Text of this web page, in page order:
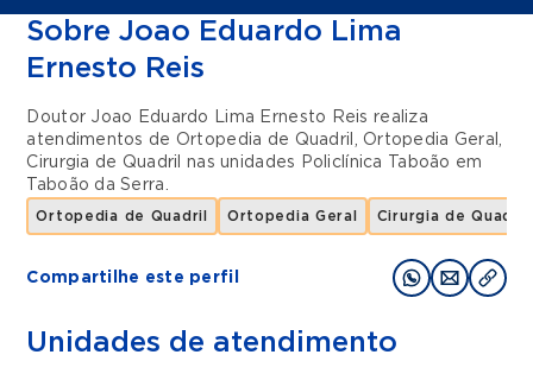
Sobre Joao Eduardo Lima
Ernesto Reis
Doutor Joao Eduardo Lima Ernesto Reis realiza
atendimentos de Ortopedia de Quadril , Ortopedia Geral,
Cirurgia de Quadril
nas unidades Policlínica Taboão em
Taboão da Serra.
Ortopedia de Quadril Ortopedia Geral Cirurgia de Quadril
Compartilhe este perfil
Unidades de atendimento